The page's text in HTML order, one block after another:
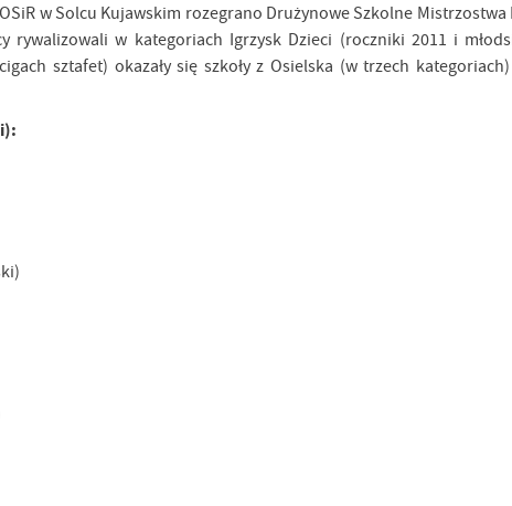
w Solcu Kujawskim rozegrano Drużynowe Szkolne
rywalizowali w kategoriach Igrzysk Dzieci (roczniki 2011 i
sztafet) okazały się szkoły z Osielska (w trzech